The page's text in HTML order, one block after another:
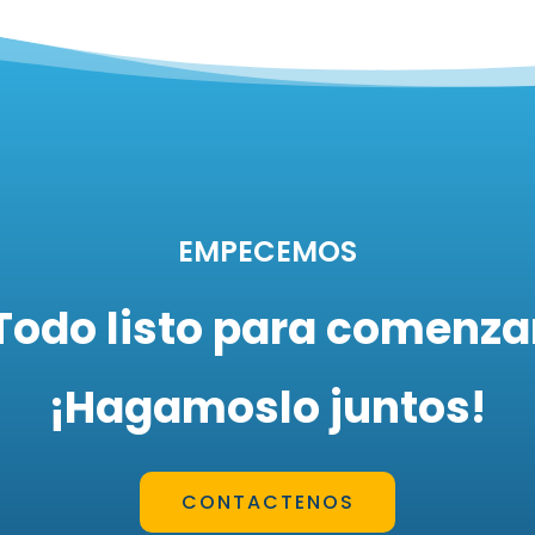
EMPECEMOS
listo para
¡Hagamoslo juntos!
CONTACTENOS